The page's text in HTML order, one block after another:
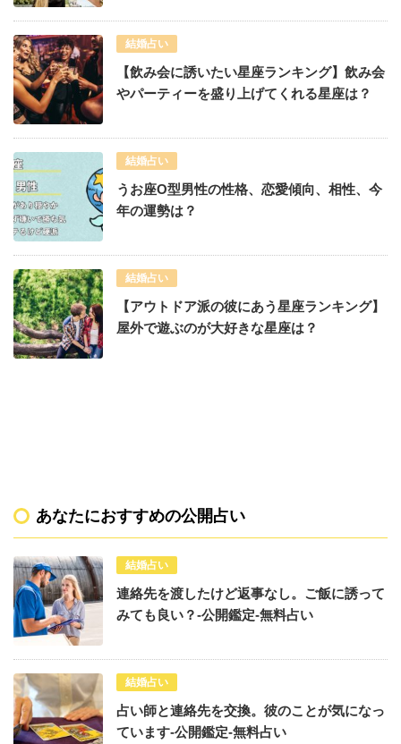
結婚占い
【飲み会に誘いたい星座ランキング】飲み会
やパーティーを盛り上げてくれる星座は？
結婚占い
うお座O型男性の性格、恋愛傾向、相性、今
年の運勢は？
結婚占い
【アウトドア派の彼にあう星座ランキング】
屋外で遊ぶのが大好きな星座は？
あなたにおすすめの公開占い
結婚占い
連絡先を渡したけど返事なし。ご飯に誘って
みても良い？-公開鑑定-無料占い
結婚占い
占い師と連絡先を交換。彼のことが気になっ
ています-公開鑑定-無料占い